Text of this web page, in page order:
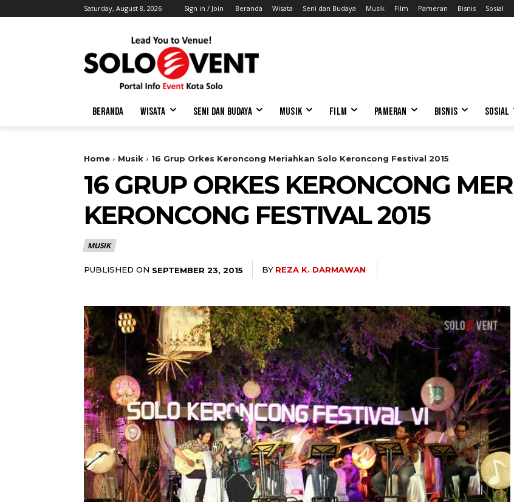
Saturday, August 8, 2026 Sign in / Join Beranda Wisata Seni dan Budaya Musik Film Pameran Bisnis Sosial
BERANDA WISATA SENI DAN BUDAYA MUSIK FILM PAMERAN BISNIS SOSIAL
Home Musik 16 Grup Orkes Keroncong Meriahkan Solo Keroncong Festival 2015
16 GRUP ORKES KERONCONG
KERONCONG FESTIVAL 2015
MUSIK
PUBLISHED ON SEPTEMBER 23, 2015 BY REZA K. DARMAWAN